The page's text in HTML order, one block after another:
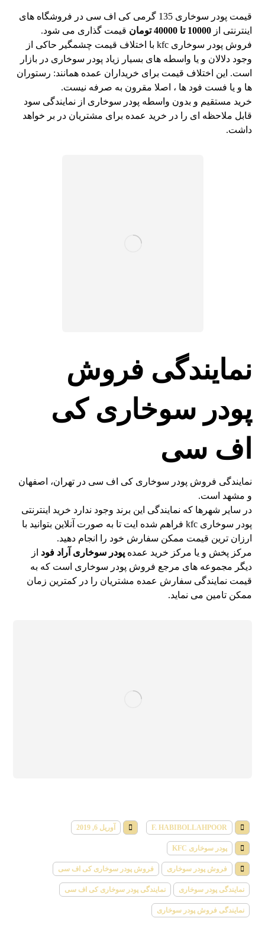
قیمت پودر سوخاری 135 گرمی کی اف سی در فروشگاه های
اینترنتی از10000 تا 40000 تومان
قیمت گذاری می شود.
فروش پودر سوخاری kfc با اختلاف قیمت چشمگیر حاکی از
وجود دلالان و یا واسطه های بسیار زیاد پودر سوخاری در بازار
است. این اختلاف قیمت برای خریداران عمده همانند: رستوران
ها و یا فست فود ها ، اصلا مقرون به صرفه نیست.
خرید مستقیم و بدون واسطه پودر سوخاری از نمایندگی سود
قابل ملاحظه ای را در خرید عمده برای مشتریان در بر خواهد
داشت.
نمایندگی فروش
پودر سوخاری کی
اف سی
نمایندگی فروش پودر سوخاری کی اف سی در تهران، اصفهان
و مشهد است.
در سایر شهرها که نمایندگی این برند وجود ندارد خرید اینترنتی
پودر سوخاری kfc فراهم شده ایت تا به صورت آنلاین بتوانید با
ارزان ترین قیمت ممکن سفارش خود را انجام دهید.
مرکز پخش و یا مرکز خرید عمدهپودر سوخاری آراد فود از
دیگر مجموعه های مرجع فروش پودر سوخاری است که به
قیمت نمایندگی سفارش عمده مشتریان را در کمترین زمان
ممکن تامین می نماید.
F. HABIBOLLAHPOOR آوریل 6, 2019
پودر سوخاری KFC
فروش پودر سوخاری فروش پودر سوخاری کی اف سی
نمایندگی پودر سوخاری نمایندگی پودر سوخاری کی اف سی
نمایندگی فروش پودر سوخاری